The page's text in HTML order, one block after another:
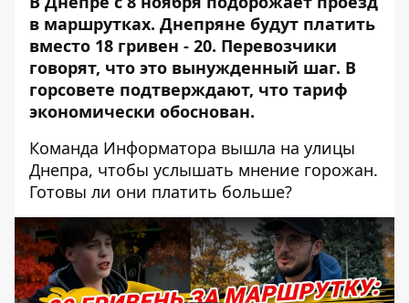
в маршрутках. Днепряне будут платить
вместо 18 гривен - 20. Перевозчики
говорят, что это вынужденный шаг. В
горсовете подтверждают, что тариф
экономически обоснован.
Команда Информатора вышла на улицы
Днепра, чтобы услышать мнение горожан.
Готовы ли они платить больше?